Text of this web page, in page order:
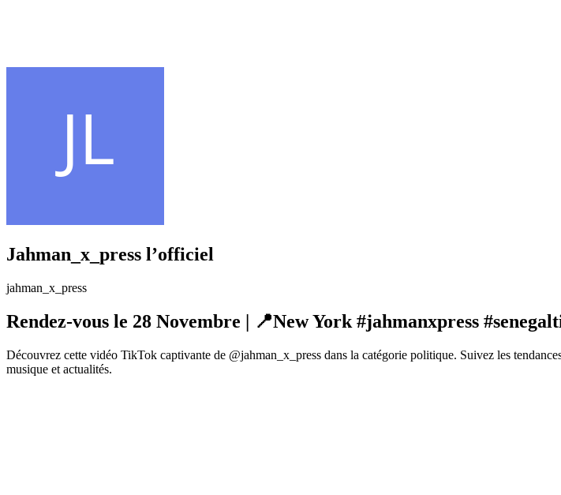
Jahman_x_press l’officiel
jahman_x_press
Rendez-vous le 28 Novembre | 📍New York #jahmanxpress
Découvrez cette vidéo TikTok captivante de @jahman_x_press dans la catégorie politique. Suivez les
musique et actualités.